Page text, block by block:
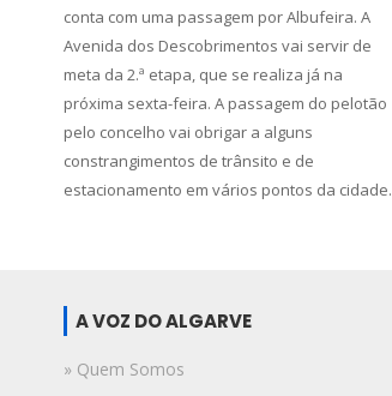
conta com uma passagem por Albufeira. A
Avenida dos Descobrimentos vai servir de
meta da 2.ª etapa, que se realiza já na
próxima sexta-feira. A passagem do pelotão
pelo concelho vai obrigar a alguns
constrangimentos de trânsito e de
estacionamento em vários pontos da cidade.
A VOZ DO ALGARVE
» Quem Somos